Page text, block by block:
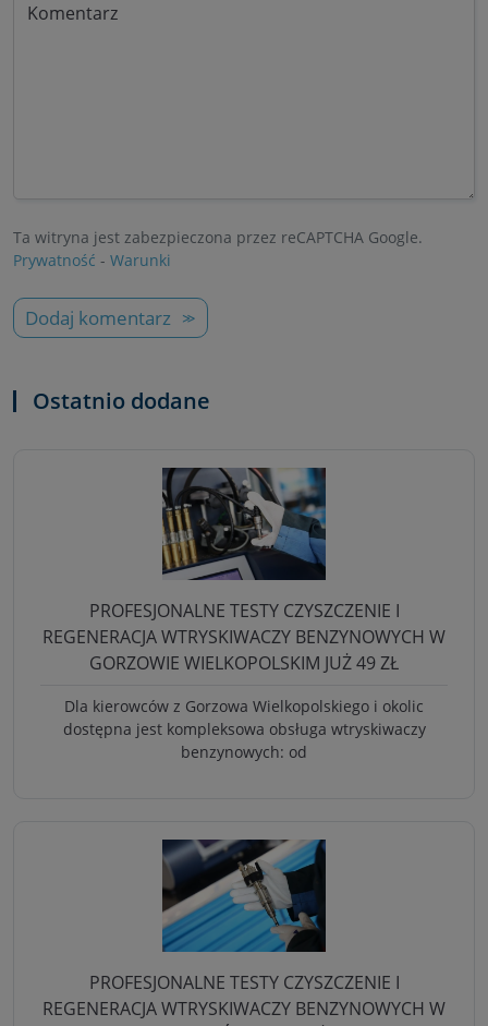
Komentarz
Ta witryna jest zabezpieczona przez reCAPTCHA Google.
Prywatność - Warunki
Dodaj komentarz
Ostatnio dodane
PROFESJONALNE TESTY CZYSZCZENIE I
REGENERACJA WTRYSKIWACZY BENZYNOWYCH W
GORZOWIE WIELKOPOLSKIM JUŻ 49 ZŁ
Dla kierowców z Gorzowa Wielkopolskiego i okolic
dostępna jest kompleksowa obsługa wtryskiwaczy
benzynowych: od
PROFESJONALNE TESTY CZYSZCZENIE I
REGENERACJA WTRYSKIWACZY BENZYNOWYCH W